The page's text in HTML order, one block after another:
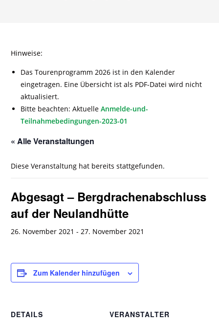
Hinweise:
Das Tourenprogramm 2026 ist in den Kalender
eingetragen. Eine Übersicht ist als PDF-Datei wird nicht
aktualisiert.
Bitte beachten: Aktuelle Anmelde-und-
Teilnahmebedingungen-2023-01
« Alle Veranstaltungen
Diese Veranstaltung hat bereits stattgefunden.
Abgesagt – Bergdrachenabschluss
auf der Neulandhütte
26. November 2021 -27. November 2021
Zum Kalender hinzufügen
DETAILS
VERANSTALTER